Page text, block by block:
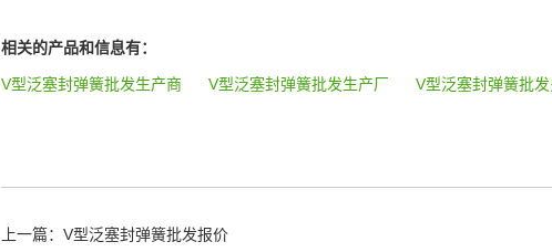
相关的产品和信息有：
V型泛塞封弹簧批发生产商 V型泛塞封弹簧批发生产厂 V型泛塞封弹簧批
上一篇： V型泛塞封弹簧批发报价